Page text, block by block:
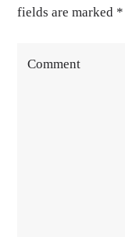
fields are marked *